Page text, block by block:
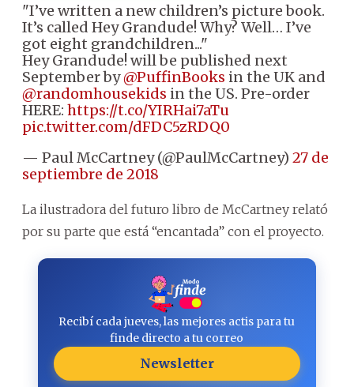
"I’ve written a new children’s picture book.
It’s called Hey Grandude! Why? Well… I’ve
got eight grandchildren..."
Hey Grandude! will be published next
September by@PuffinBooks in the UK and
@randomhousekids in the US. Pre-order
HERE: https://t.co/YIRHai7aTu
pic.twitter.com/dFDC5zRDQ0
— Paul McCartney (@PaulMcCartney) 27 de
septiembre de 2018
La ilustradora del futuro libro de McCartney relató
por su parte que está “encantada” con el proyecto.
Recibí cada jueves, las mejores actis para tu
finde directo a tu correo
Newsletter